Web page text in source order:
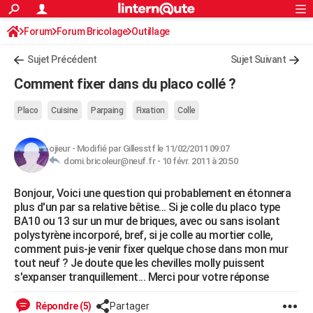
ACTUALITÉS
Politique
Société
Faits Divers
Education
Monde
Villes
+
Essais
Réserver un essai
Citadines
Berlines
SUV
Forum auto
+HIGH-TECH
BRICOLAGE
Forum
Aménagement intérieur
Extérieur
Cuisine
Salle de bains
Jardinage
Rangement
WEEK-END
Guides de France
Escapades
Patrimoine
Expositions
Musées
Week-end nature
+LIFESTYLE
Art de vivre
Bien-être
Loisirs
Mode
Modes de vie
SANTE
Alimentation
Guide de la santé
Maladies
Médicaments
Sommeil
VOYAGE
S'inscrire
Connexion
Forum Forum Bricolage Outillage
Sujet Précédent Sujet Suivant
Comment fixer dans du placo collé ?
Placo Cuisine Parpaing Fixation Colle
ojieur- Modifié par Gillesstf le 11/02/2011 09:07
domi.bricoleur@neuf.fr - 10 févr. 2011 à 20:50
Bonjour, Voici une question qui probablement en étonnera
plus d'un par sa relative bêtise... Si je colle du placo type
BA10 ou 13 sur un mur de briques, avec ou sans isolant
polystyrène incorporé, bref, si je colle au mortier colle,
comment puis-je venir fixer quelque chose dans mon mur
tout neuf ? Je doute que les chevilles molly puissent
s'expanser tranquillement... Merci pour votre réponse
Répondre (5) Partager